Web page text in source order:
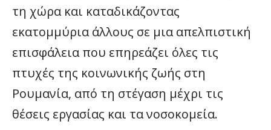
τη χώρα και καταδικάζοντας
εκατομμύρια άλλους σε μια απελπιστική
επισφάλεια που επηρεάζει όλες τις
πτυχές της κοινωνικής ζωής στη
Ρουμανία, από τη στέγαση μέχρι τις
θέσεις εργασίας και τα νοσοκομεία.